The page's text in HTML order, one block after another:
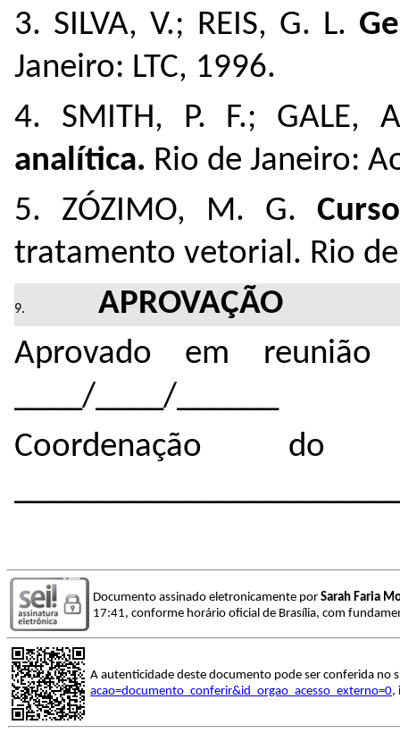
3. SILVA, V.; REIS, G. L.
Janeiro: LTC, 1996.
4. SMITH, P. F.; GALE,
analítica. Rio de Janeiro:
5. ZÓZIMO, M. G.
tratamento vetorial. Rio
APROVAÇÃO
Aprovado em reunião
____/____/______
Coordenação do
Documento assinado eletronicamente por Sarah Faria
17:41, conforme horário oficial de Brasília, com
A autenticidade deste documento pode ser conferida no
acao=documento_conferir&id_orgao_acesso_externo=0,